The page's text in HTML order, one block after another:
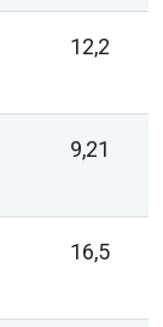
12,2
9,21
16,5